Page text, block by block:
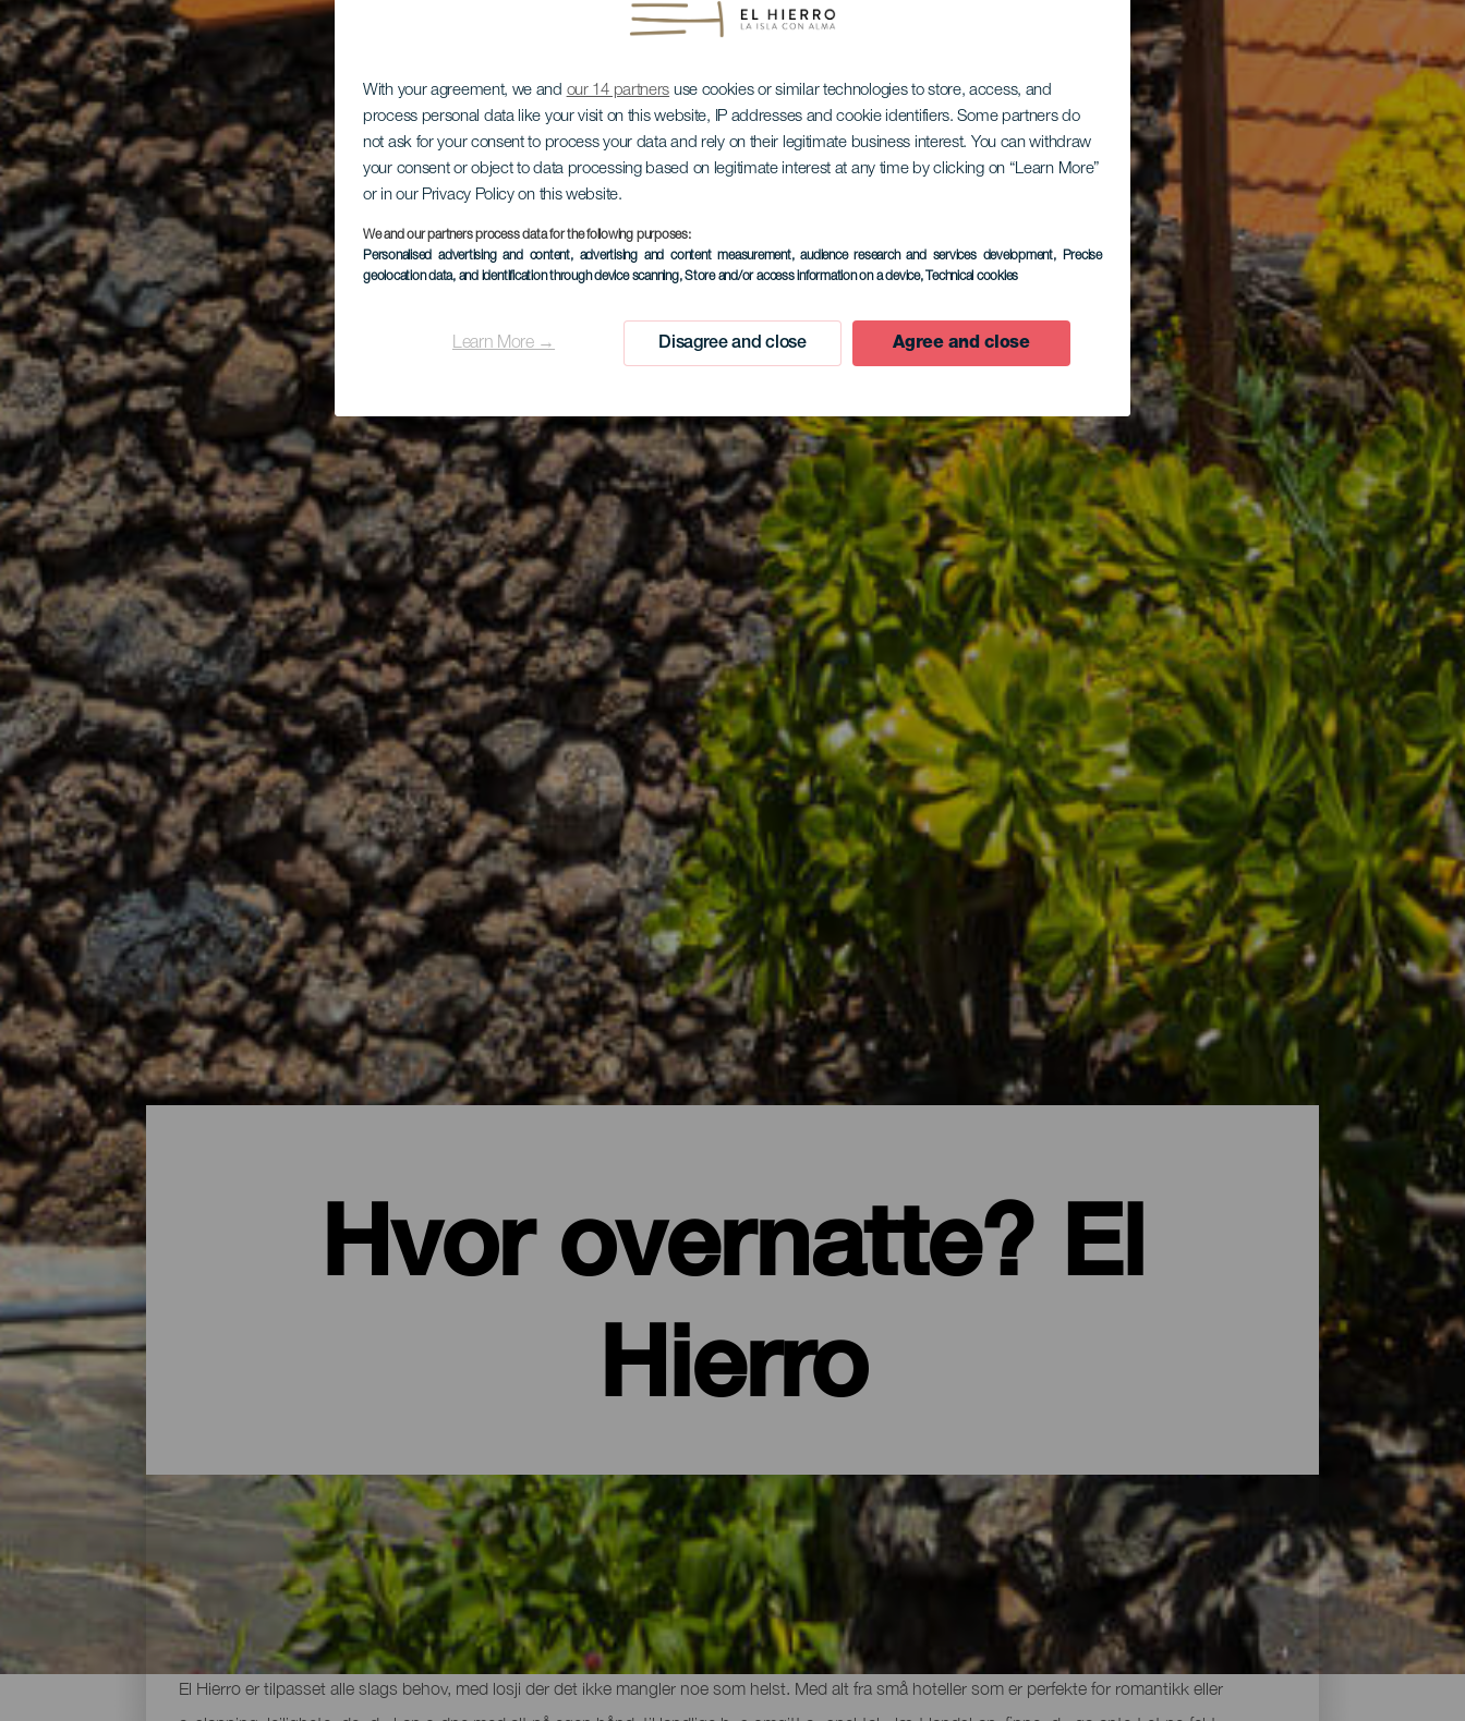
With your agreement, we and our 14 partners use cookies or similar technologies to store, access, and
process personal data like your visit on this website, IP addresses and cookie identifiers. Some partners do
not ask for your consent to process your data and rely on their legitimate business interest. You can withdraw
your consent or object to data processing based on legitimate interest at any time by clicking on “Learn More”
or in our Privacy Policy on this website.
We and our partners process data for the following purposes:
Personalised advertising and content, advertising and content measurement, audience research and services development, Precise
geolocation data, and identification through device scanning, Store and/or access information on a device, Technical cookies
Learn More → Disagree and close Agree and close
Hvor overnatte? El
Hierro
Hoteller, leiehus på landet og leiligheter på El Hierro
Etter en dag med utforskning av øyens vulkanske natur og gastronomi, er det tid for å slappe helt av og hente seg inn igjen. Overnattingstilbudet på
El Hierro er tilpasset alle slags behov, med losji der det ikke mangler noe som helst. Med alt fra små hoteller som er perfekte for romantikk eller